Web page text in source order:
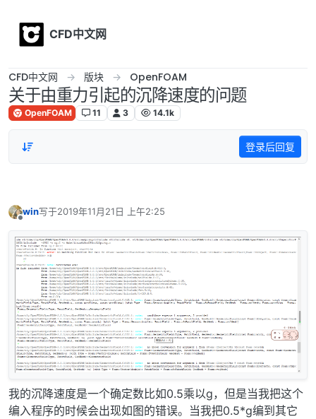
CFD中文网
CFD中文网 版块 OpenFOAM
关于由重力引起的沉降速度的问题
OpenFOAM 11 3 14.1k
登录后回复
win写于2019年11月21日 上午2:25
最后由 编辑
我的沉降速度是一个确定数比如0.5乘以g，但是当我把这个
编入程序的时候会出现如图的错误。当我把0.5*g编到其它